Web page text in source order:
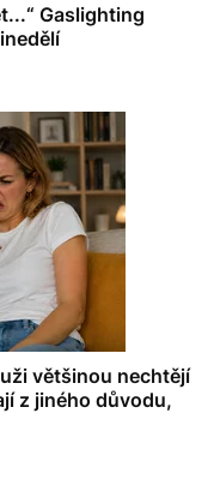
Gaslighting
většinou nechtějí
z jiného důvodu,